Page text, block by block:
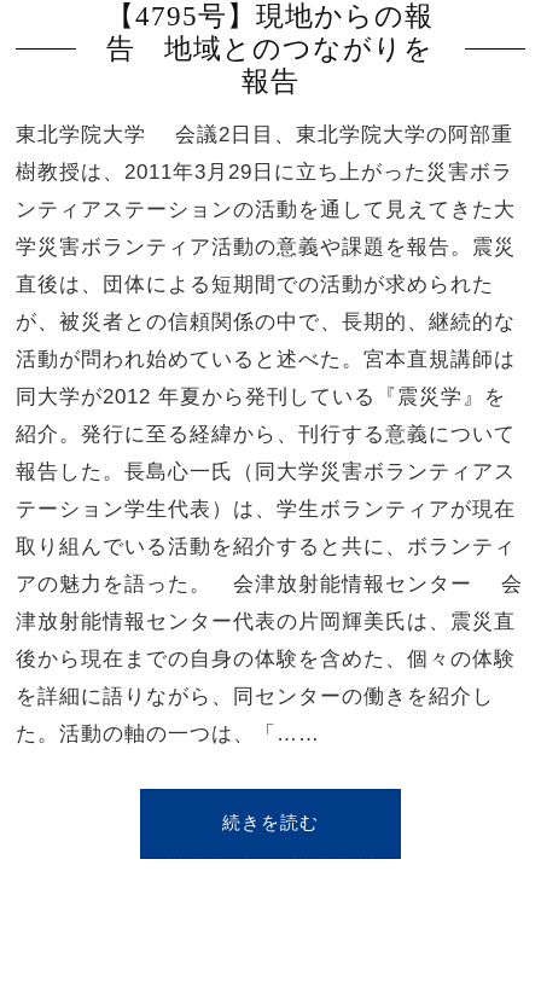
【4795号】現地からの報
告 地域とのつながりを
報告
東北学院大学 会議2日目、東北学院大学の阿部重
樹教授は、2011年3月29日に立ち上がった災害ボラ
ンティアステーションの活動を通して見えてきた大
学災害ボランティア活動の意義や課題を報告。震災
直後は、団体による短期間での活動が求められた
が、被災者との信頼関係の中で、長期的、継続的な
活動が問われ始めていると述べた。宮本直規講師は
同大学が2012 年夏から発刊している『震災学』を
紹介。発行に至る経緯から、刊行する意義について
報告した。長島心一氏（同大学災害ボランティアス
テーション学生代表）は、学生ボランティアが現在
取り組んでいる活動を紹介すると共に、ボランティ
アの魅力を語った。 会津放射能情報センター 会
津放射能情報センター代表の片岡輝美氏は、震災直
後から現在までの自身の体験を含めた、個々の体験
を詳細に語りながら、同センターの働きを紹介し
た。活動の軸の一つは、「……
続きを読む